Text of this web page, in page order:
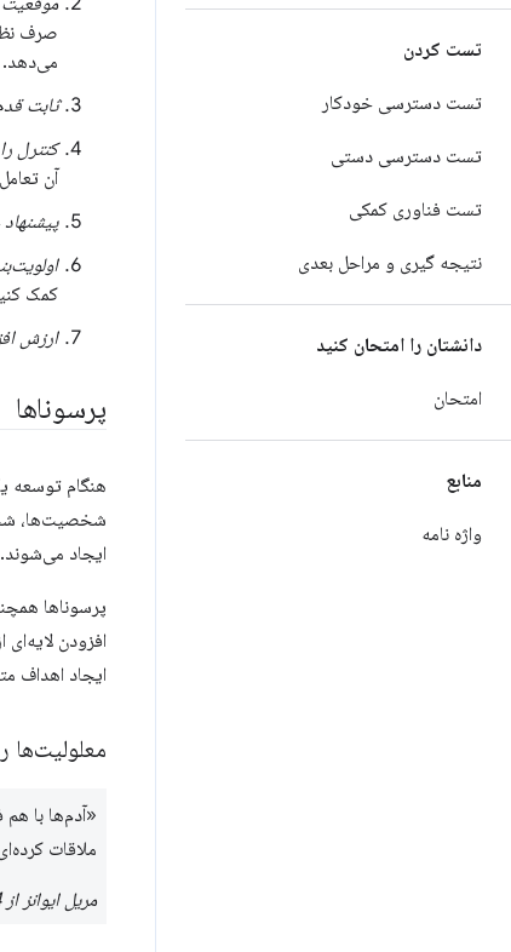
تست کردن
تست دسترسی خودکار
تست دسترسی دستی
تست فناوری کمکی
نتیجه گیری و مراحل بعدی
دانشتان را امتحان کنید
امتحان
منابع
واژه نامه
صرف نظر
می‌دهد.
ثابت
کنترل
آن
کمک
ارزش
پرسوناها
هنگام توسعه
شخصیت‌ها،
ایجاد می‌شوند.
پرسوناها
افزودن
ایجاد اهداف
معلولیت‌ها
«آدم‌ها با
ملاقات
مریل ایوانز از ID24 در مورد